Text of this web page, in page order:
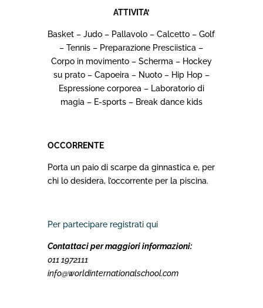
ATTIVITA’
Basket – Judo – Pallavolo – Calcetto – Golf
– Tennis – Preparazione Presciistica –
Corpo in movimento – Scherma – Hockey
su prato – Capoeira – Nuoto – Hip Hop –
Espressione corporea – Laboratorio di
magia – E-sports – Break dance kids
OCCORRENTE
Porta un paio di scarpe da ginnastica e, per
chi lo desidera, l’occorrente per la piscina.
Per partecipare registrati qui
Contattaci per maggiori informazioni:
011 1972111
info@worldinternationalschool.com